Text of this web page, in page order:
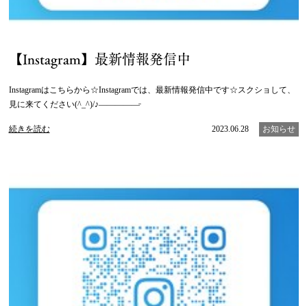
【Instagram】最新情報発信中
Instagramはこちらから☆Instagramでは、最新情報発信中です☆スクショして、
見に来てください(^_^)/♪—————̵
続きを読む 2023.06.28 お知らせ